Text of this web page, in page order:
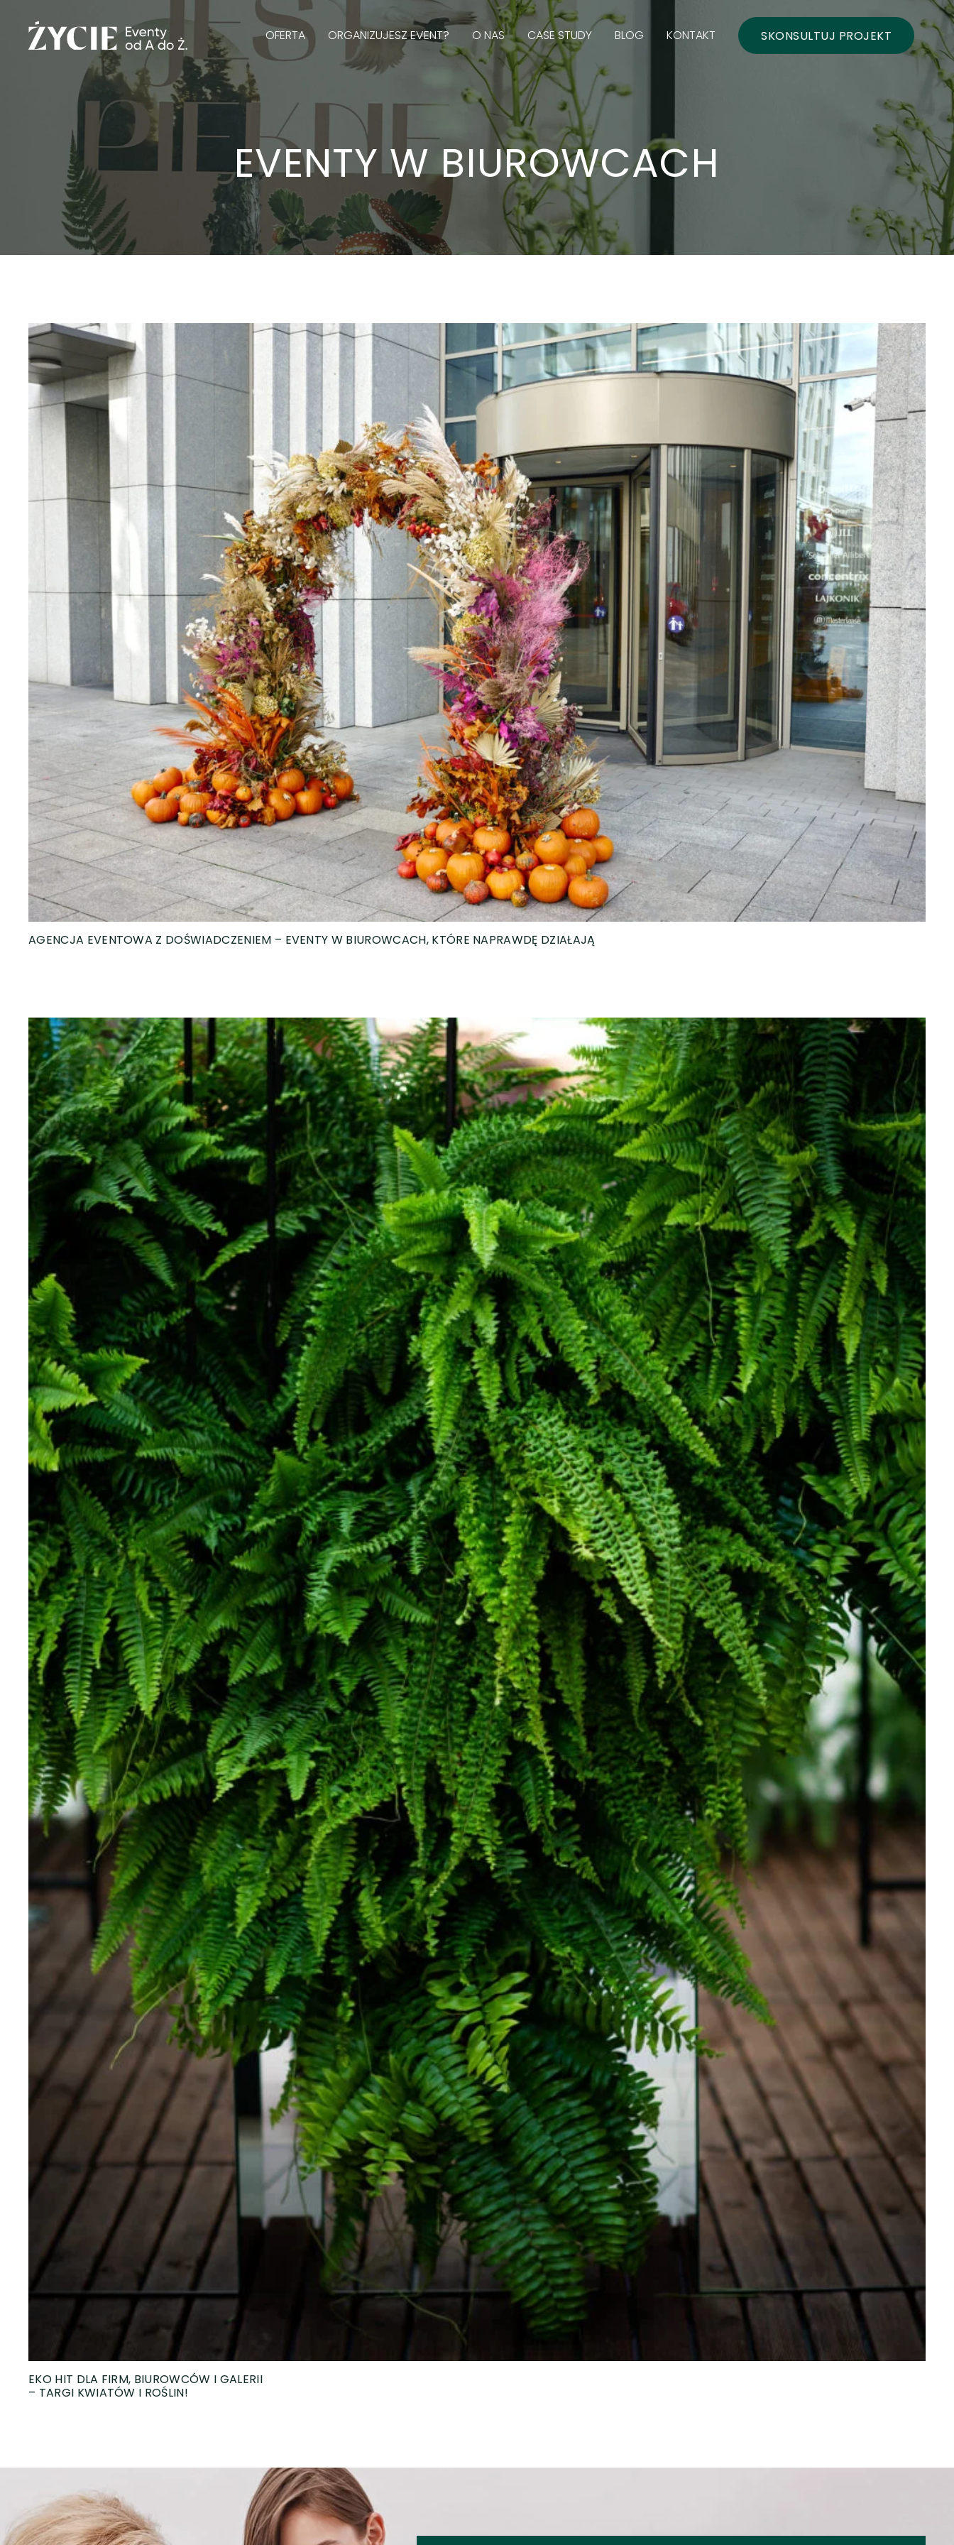
OFERTA ORGANIZUJESZ EVENT? O NAS CASE STUDY BLOG KONTAKT SKONSULTUJ PROJEKT
EVENTY W BIUROWCACH
AGENCJA EVENTOWA Z DOŚWIADCZENIEM – EVENTY W BIUROWCACH, KTÓRE NAPRAWDĘ DZIAŁAJĄ
EKO HIT DLA FIRM, BIUROWCÓW I GALERII
– TARGI KWIATÓW I ROŚLIN!